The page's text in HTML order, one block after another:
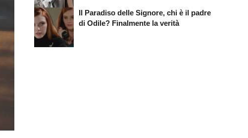
Il Paradiso delle Signore, chi è il padre
di Odile? Finalmente la verità